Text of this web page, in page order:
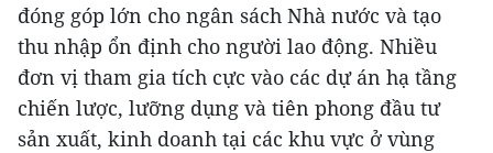
đóng góp lớn cho ngân sách Nhà nước và tạo
thu nhập ổn định cho người lao động. Nhiều
đơn vị tham gia tích cực vào các dự án hạ tầng
chiến lược, lưỡng dụng và tiên phong đầu tư
sản xuất, kinh doanh tại các khu vực ở vùng